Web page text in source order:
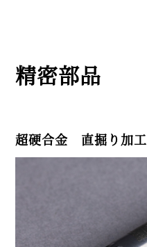
精密部品
超硬合金 直掘り加工